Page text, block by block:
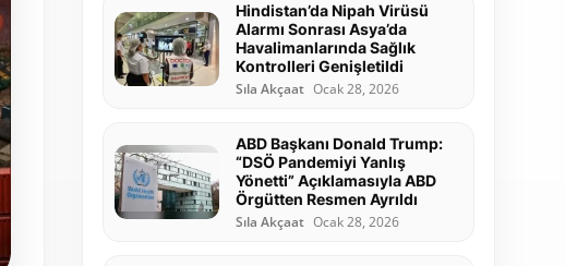
Hindistan’da Nipah Virüsü
Alarmı Sonrası Asya’da
Havalimanlarında Sağlık
Kontrolleri Genişletildi
Sıla Akçaat Ocak 28, 2026
ABD Başkanı Donald Trump:
“DSÖ Pandemiyi Yanlış
Yönetti” Açıklamasıyla ABD
Örgütten Resmen Ayrıldı
Sıla Akçaat Ocak 28, 2026